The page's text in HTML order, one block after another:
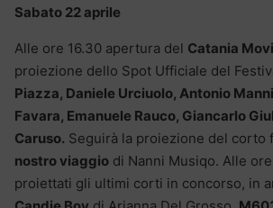
Sabato 22 aprile
Alle ore 16.30 apertura del Catania
proiezione dello Spot Ufficiale del
Piazza, Daniele Urciuolo, Antonio
Favara, Emanuele Rauco, Giancarlo
Caruso. Seguirà la proiezione del corto
nostro viaggio di Nanni Musiqo. Alle ore
proiettati gli ultimi corti in concorso, in